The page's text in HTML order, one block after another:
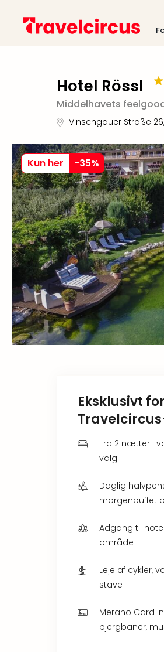
Hotel Rössl
Middelhavets
Vinschgauer Straße 26,
Kun her -35%
Eksklusivt for
Fra 2 nætter i
valg
Daglig
morgenbuffet
Adgang til
område
Leje af cykler,
stave
Merano Card
bjergbaner,